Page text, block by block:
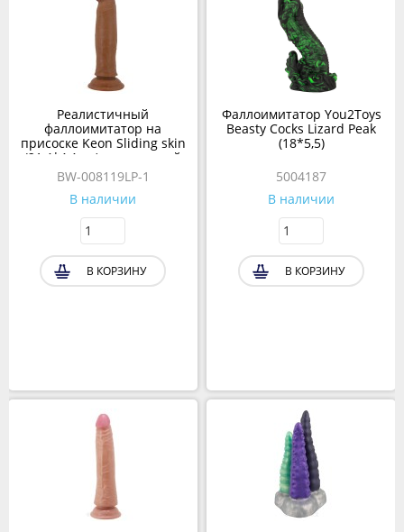
Реалистичный
фаллоимитатор на
присоске Keon Sliding skin
(21,4*4,4 см) коричневый
BW-008119LP-1
В наличии
В КОРЗИНУ
Фаллоимитатор You2Toys
Beasty Cocks Lizard Peak
(18*5,5)
5004187
В наличии
В КОРЗИНУ